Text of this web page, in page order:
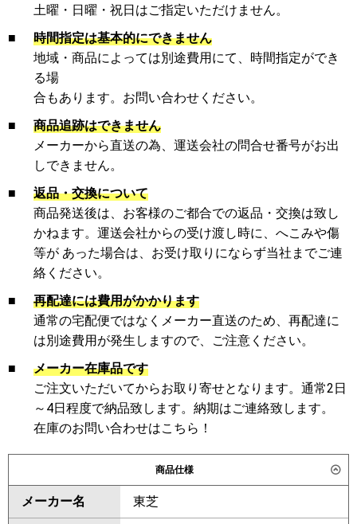
土曜・日曜・祝日はご指定いただけません。
■
時間指定は基本的にできません
地域・商品によっては別途費用にて、時間指定ができ
る場
合もあります。お問い合わせください。
■
商品追跡はできません
メーカーから直送の為、運送会社の問合せ番号がお出
しできません。
■
返品・交換について
商品発送後は、お客様のご都合での返品・交換は致し
かねます。運送会社からの受け渡し時に、へこみや傷
等が あった場合は、お受け取りにならず当社までご連
絡ください。
■
再配達には費用がかかります
通常の宅配便ではなくメーカー直送のため、再配達に
は別途費用が発生しますので、ご注意ください。
■
メーカー在庫品です
ご注文いただいてからお取り寄せとなります。通常2日
～4日程度で納品致します。納期はご連絡致します。
在庫のお問い合わせはこちら！
商品仕様
メーカー名 東芝